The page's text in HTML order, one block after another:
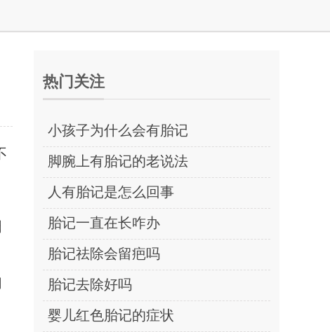
热门关注
小孩子为什么会有胎记
脚腕上有胎记的老说法
人有胎记是怎么回事
胎记一直在长咋办
胎记祛除会留疤吗
胎记去除好吗
婴儿红色胎记的症状